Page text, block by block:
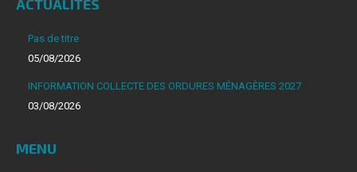
Facebook
nouvelle
fenêtre
ACTUALITÉS
Pas de titre
05/08/2026
INFORMATION COLLECTE DES ORDURES MÉNAGÈRES 2027
03/08/2026
MENU